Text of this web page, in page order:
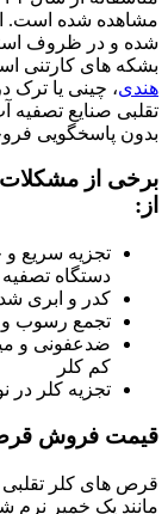
مشاهده شده است.
شده و در ظروف
بشکه های کارتنی
هندی، چینی یا ترک
تقلبی صنایع
بدون پاسخگویی
برخی از مشکلات
از:
دستگاه تصفیه
کدر و ابری
تجمع رسوب و
ضدعفونی و
کم کلر
تجزیه کلر در
قیمت فروش
قرص‌ های کلر تقلبی
مانند یک خمیر